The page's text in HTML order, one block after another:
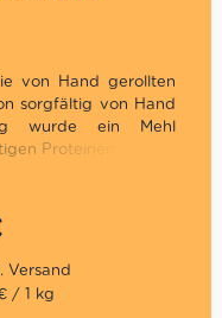
von Hand gerollten
sorgfältig von Hand
wurde ein Mehl
Proteinen ist, was
und krümeligen
Snack oder als
mit ausgewählten
Qualität
/ 1 kg